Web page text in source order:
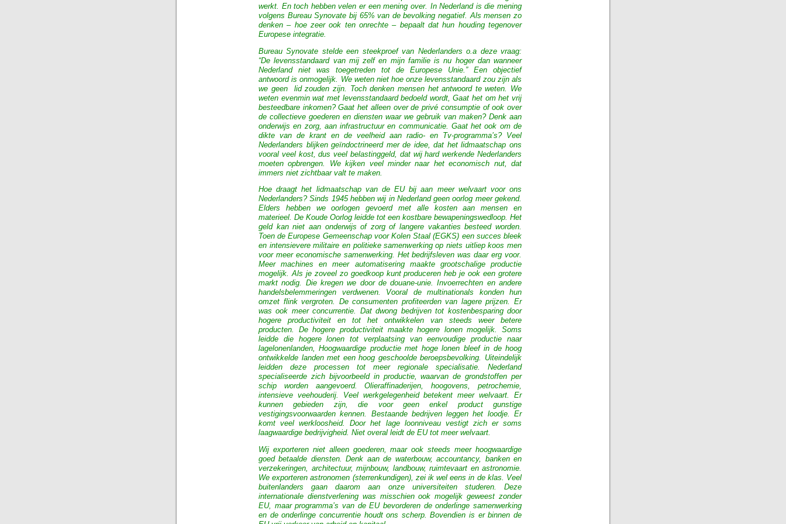
werkt. En toch hebben velen er een mening over. In Nederland is die mening
volgens Bureau Synovate bij 65% van de bevolking negatief. Als mensen zo
denken – hoe zeer ook ten onrechte – bepaalt dat hun houding tegenover
Europese integratie.
Bureau Synovate stelde een steekproef van Nederlanders o.a deze vraag:
“De levensstandaard van mij zelf en mijn familie is nu hoger dan wanneer
Nederland niet was toegetreden tot de Europese Unie.” Een objectief
antwoord is onmogelijk. We weten niet hoe onze levensstandaard zou zijn als
we geen lid zouden zijn. Toch denken mensen het antwoord te weten. We
weten evenmin wat met levensstandaard bedoeld wordt, Gaat het om het vrij
besteedbare inkomen? Gaat het alleen over de privé consumptie of ook over
de collectieve goederen en diensten waar we gebruik van maken? Denk aan
onderwijs en zorg, aan infrastructuur en communicatie. Gaat het ook om de
dikte van de krant en de veelheid aan radio- en Tv-programma’s? Veel
Nederlanders blijken geïndoctrineerd mer de idee, dat het lidmaatschap ons
vooral veel kost, dus veel belastinggeld, dat wij hard werkende Nederlanders
moeten opbrengen. We kijken veel minder naar het economisch nut, dat
immers niet zichtbaar valt te maken.
Hoe draagt het lidmaatschap van de EU bij aan meer welvaart voor ons
Nederlanders? Sinds 1945 hebben wij in Nederland geen oorlog meer gekend.
Elders hebben we oorlogen gevoerd met alle kosten aan mensen en
materieel. De Koude Oorlog leidde tot een kostbare bewapeningswedloop. Het
geld kan niet aan onderwijs of zorg of langere vakanties besteed worden.
Toen de Europese Gemeenschap voor Kolen Staal (EGKS) een succes bleek
en intensievere militaire en politieke samenwerking op niets uitliep koos men
voor meer economische samenwerking. Het bedrijfsleven was daar erg voor.
Meer machines en meer automatisering maakte grootschalige productie
mogelijk. Als je zoveel zo goedkoop kunt produceren heb je ook een grotere
markt nodig. Die kregen we door de douane-unie. Invoerrechten en andere
handelsbelemmeringen verdwenen. Vooral de multinationals konden hun
omzet flink vergroten. De consumenten profiteerden van lagere prijzen. Er
was ook meer concurrentie. Dat dwong bedrijven tot kostenbesparing door
hogere productiviteit en tot het ontwikkelen van steeds weer betere
producten. De hogere productiviteit maakte hogere lonen mogelijk. Soms
leidde die hogere lonen tot verplaatsing van eenvoudige productie naar
lagelonenlanden, Hoogwaardige productie met hoge lonen bleef in de hoog
ontwikkelde landen met een hoog geschoolde beroepsbevolking. Uiteindelijk
leidden deze processen tot meer regionale specialisatie. Nederland
specialiseerde zich bijvoorbeeld in productie, waarvan de grondstoffen per
schip worden aangevoerd. Olieraffinaderijen, hoogovens, petrochemie,
intensieve veehouderij. Veel werkgelegenheid betekent meer welvaart. Er
kunnen gebieden zijn, die voor geen enkel product gunstige
vestigingsvoorwaarden kennen. Bestaande bedrijven leggen het loodje. Er
komt veel werkloosheid. Door het lage loonniveau vestigt zich er soms
laagwaardige bedrijvigheid. Niet overal leidt de EU tot meer welvaart.
Wij exporteren niet alleen goederen, maar ook steeds meer hoogwaardige
goed betaalde diensten. Denk aan de waterbouw, accountancy, banken en
verzekeringen, architectuur, mijnbouw, landbouw, ruimtevaart en astronomie.
We exporteren astronomen (sterrenkundigen), zei ik wel eens in de klas. Veel
buitenlanders gaan daarom aan onze universiteiten studeren. Deze
internationale dienstverlening was misschien ook mogelijk geweest zonder
EU, maar programma’s van de EU bevorderen de onderlinge samenwerking
en de onderlinge concurrentie houdt ons scherp. Bovendien is er binnen de